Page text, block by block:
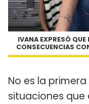
IVANA EXPRESÓ
CONSECUENCIAS
No es la
situaciones